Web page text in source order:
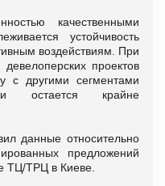
качественными
устойчивость
воздействиям. При
проектов
с другими сегментами
остается крайне
данные относительно
предложений
ТЦ/ТРЦ в Киеве.